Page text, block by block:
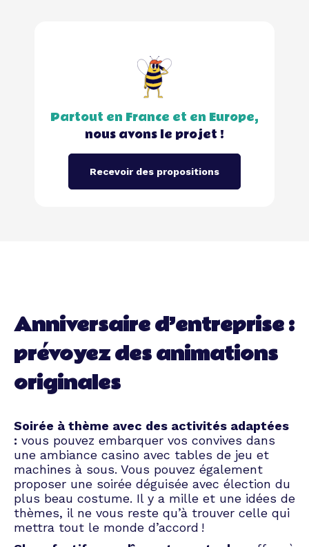
Partout en France et en Europe,
nous avons le projet !
Recevoir des propositions
Anniversaire d’entreprise :
prévoyez des animations
originales
Soirée à thème avec des activités adaptées
: vous pouvez embarquer vos convives dans
une ambiance casino avec tables de jeu et
machines à sous. Vous pouvez également
proposer une soirée déguisée avec élection du
plus beau costume. Il y a mille et une idées de
thèmes, il ne vous reste qu’à trouver celle qui
mettra tout le monde d’accord !